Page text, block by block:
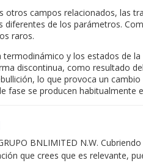
otros campos relacionados, las
de los parámetros.
raros.
y los estados de
discontinua, como resultado
lo que provoca un
fase se producen
BNLIMITED N.W.
que crees que es relevante,